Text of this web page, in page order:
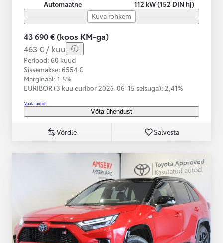
Automaatne
112 kW (152 DIN hj)
Kuva rohkem
43 690 € (koos KM-ga)
463 € / kuu
Periood: 60 kuud
Sissemakse: 6554 €
Marginaal: 1.5%
EURIBOR (3 kuu euribor 2026-06-15 seisuga): 2,41%
Vaata autot
Võta ühendust
Võrdle Salvesta